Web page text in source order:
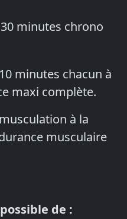
30 minutes chrono
minutes chacun à
maxi complète.
à la
musculaire
de :